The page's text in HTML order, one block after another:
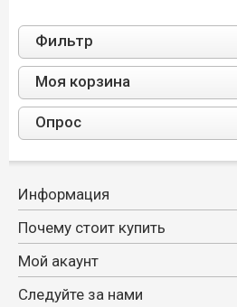
Фильтр
Моя корзина
Опрос
Информация
Почему стоит купить
Мой акаунт
Следуйте за нами